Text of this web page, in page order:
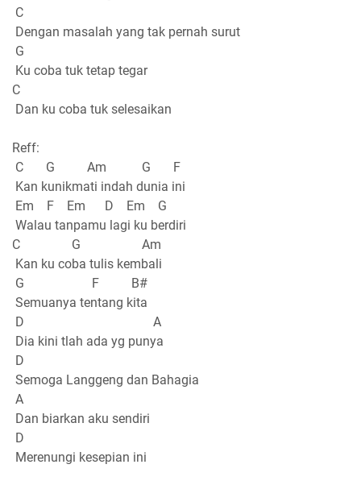
C
Dengan masalah yang tak pernah surut
G
Ku coba tuk tetap tegar
C
Dan ku coba tuk selesaikan
Reff:
C G Am G F
Kan kunikmati indah dunia ini
Em F Em D Em G
Walau tanpamu lagi ku berdiri
C G Am
Kan ku coba tulis kembali
G F B#
Semuanya tentang kita
D A
Dia kini tlah ada yg punya
D
Semoga Langgeng dan Bahagia
A
Dan biarkan aku sendiri
D
Merenungi kesepian ini